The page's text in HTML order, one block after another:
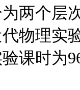
两个层
物理实
课时为